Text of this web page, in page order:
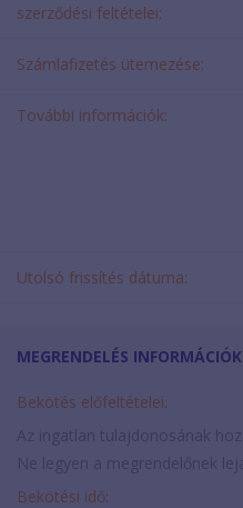
szerződési feltételei:
Számlafizetés ütemezése:
További információk:
Utolsó frissítés dátuma:
MEGRENDELÉS INFORMÁCIÓK
Bekötés előfeltételei:
Bekötési idő: